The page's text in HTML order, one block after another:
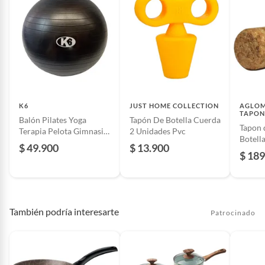
K6
Balón Pilates Yoga
Terapia Pelota Gimnasio
Abdominales 65Cm
$ 49.900
JUST HOME COLLECTION
Tapón De Botella Cuerda
2 Unidades Pvc
$ 13.900
Tapon
$
También podría interesarte Patrocinado